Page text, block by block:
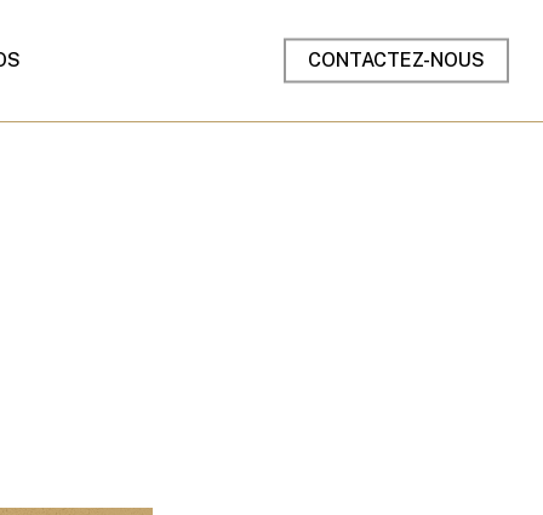
CONTACTEZ-NOUS